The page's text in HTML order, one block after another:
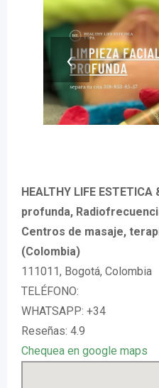
‹
HEALTHY LIFE
profunda,
Centros de masaje,
(Colombia)
111011, Bogotá, Colombia
TELÉFONO:
WHATSAPP: +34
Reseñas: 4.9
Chequea en google maps